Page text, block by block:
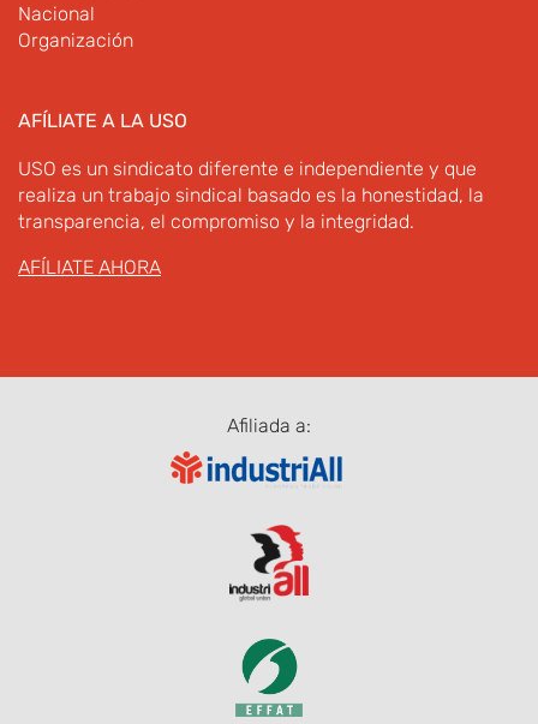
Nacional
Organización
AFÍLIATE A LA USO
USO es un sindicato diferente e independiente y que
realiza un trabajo sindical basado es la honestidad, la
transparencia, el compromiso y la integridad.
AFÍLIATE AHORA
Afiliada a: